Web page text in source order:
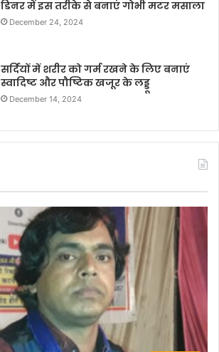
डिनर में इस तरीके से बनाएं गोभी मटर मसाला
December 24, 2024
सर्दियों में शरीर को गर्म रखने के लिए बनाएं
स्वादिष्ट और पौष्टिक खजूर के लड्डू
December 14, 2024